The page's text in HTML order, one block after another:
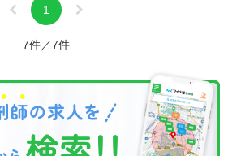
1
7件／7件